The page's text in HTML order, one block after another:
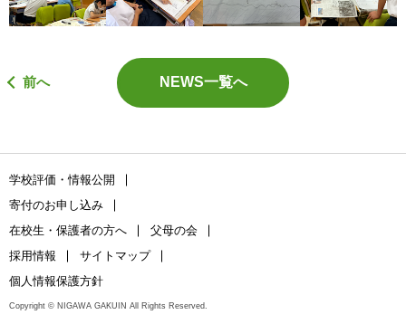
NEWS一覧へ
前へ
学校評価・情報公開
寄付のお申し込み
在校生・保護者の方へ
父母の会
採用情報
サイトマップ
個人情報保護方針
Copyright © NIGAWA GAKUIN All Rights Reserved.